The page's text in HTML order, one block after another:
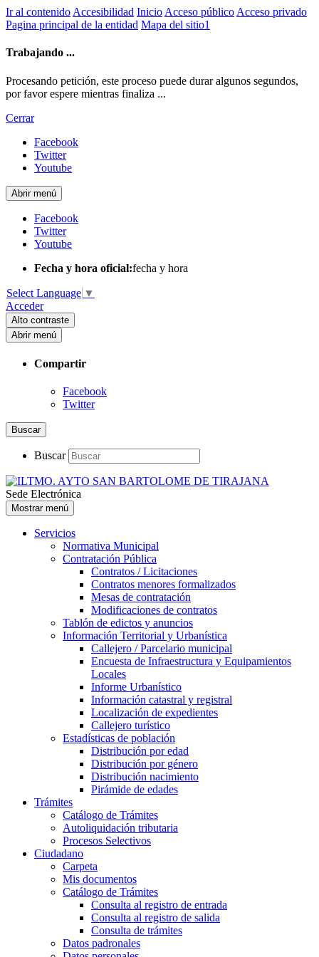
Ir al contenido Accesibilidad Inicio Acceso público Acceso privado
Pagina principal de la entidad Mapa del sitio1
Trabajando ...
Procesando petición, este proceso puede durar algunos segundos,
por favor espere mientras finaliza ...
Cerrar
Facebook
Twitter
Youtube
Abrir menú
Facebook
Twitter
Youtube
Fecha y hora oficial:fecha y hora
Select Language ▼
Acceder
Alto contraste
Abrir menú
Compartir
Facebook
Twitter
Buscar
Buscar
Sede Electrónica
Mostrar menú
Servicios
Normativa Municipal
Contratación Pública
Contratos / Licitaciones
Contratos menores formalizados
Mesas de contratación
Modificaciones de contratos
Tablón de edictos y anuncios
Información Territorial y Urbanística
Callejero / Parcelario municipal
Encuesta de Infraestructura y Equipamientos
Locales
Informe Urbanístico
Información catastral y registral
Localización de expedientes
Callejero turístico
Estadísticas de población
Distribución por edad
Distribución por género
Distribución nacimiento
Pirámide de edades
Trámites
Catálogo de Trámites
Autoliquidación tributaria
Procesos Selectivos
Ciudadano
Carpeta
Mis documentos
Catálogo de Trámites
Consulta al registro de entrada
Consulta al registro de salida
Consulta de trámites
Datos padronales